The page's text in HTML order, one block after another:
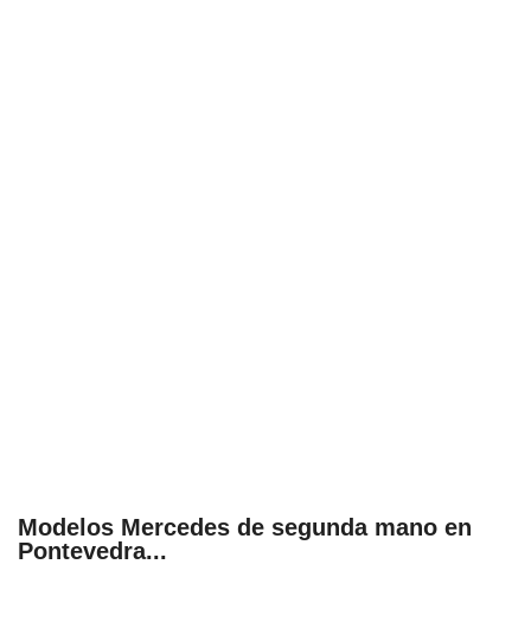
Modelos Mercedes de segunda mano en
Pontevedra...